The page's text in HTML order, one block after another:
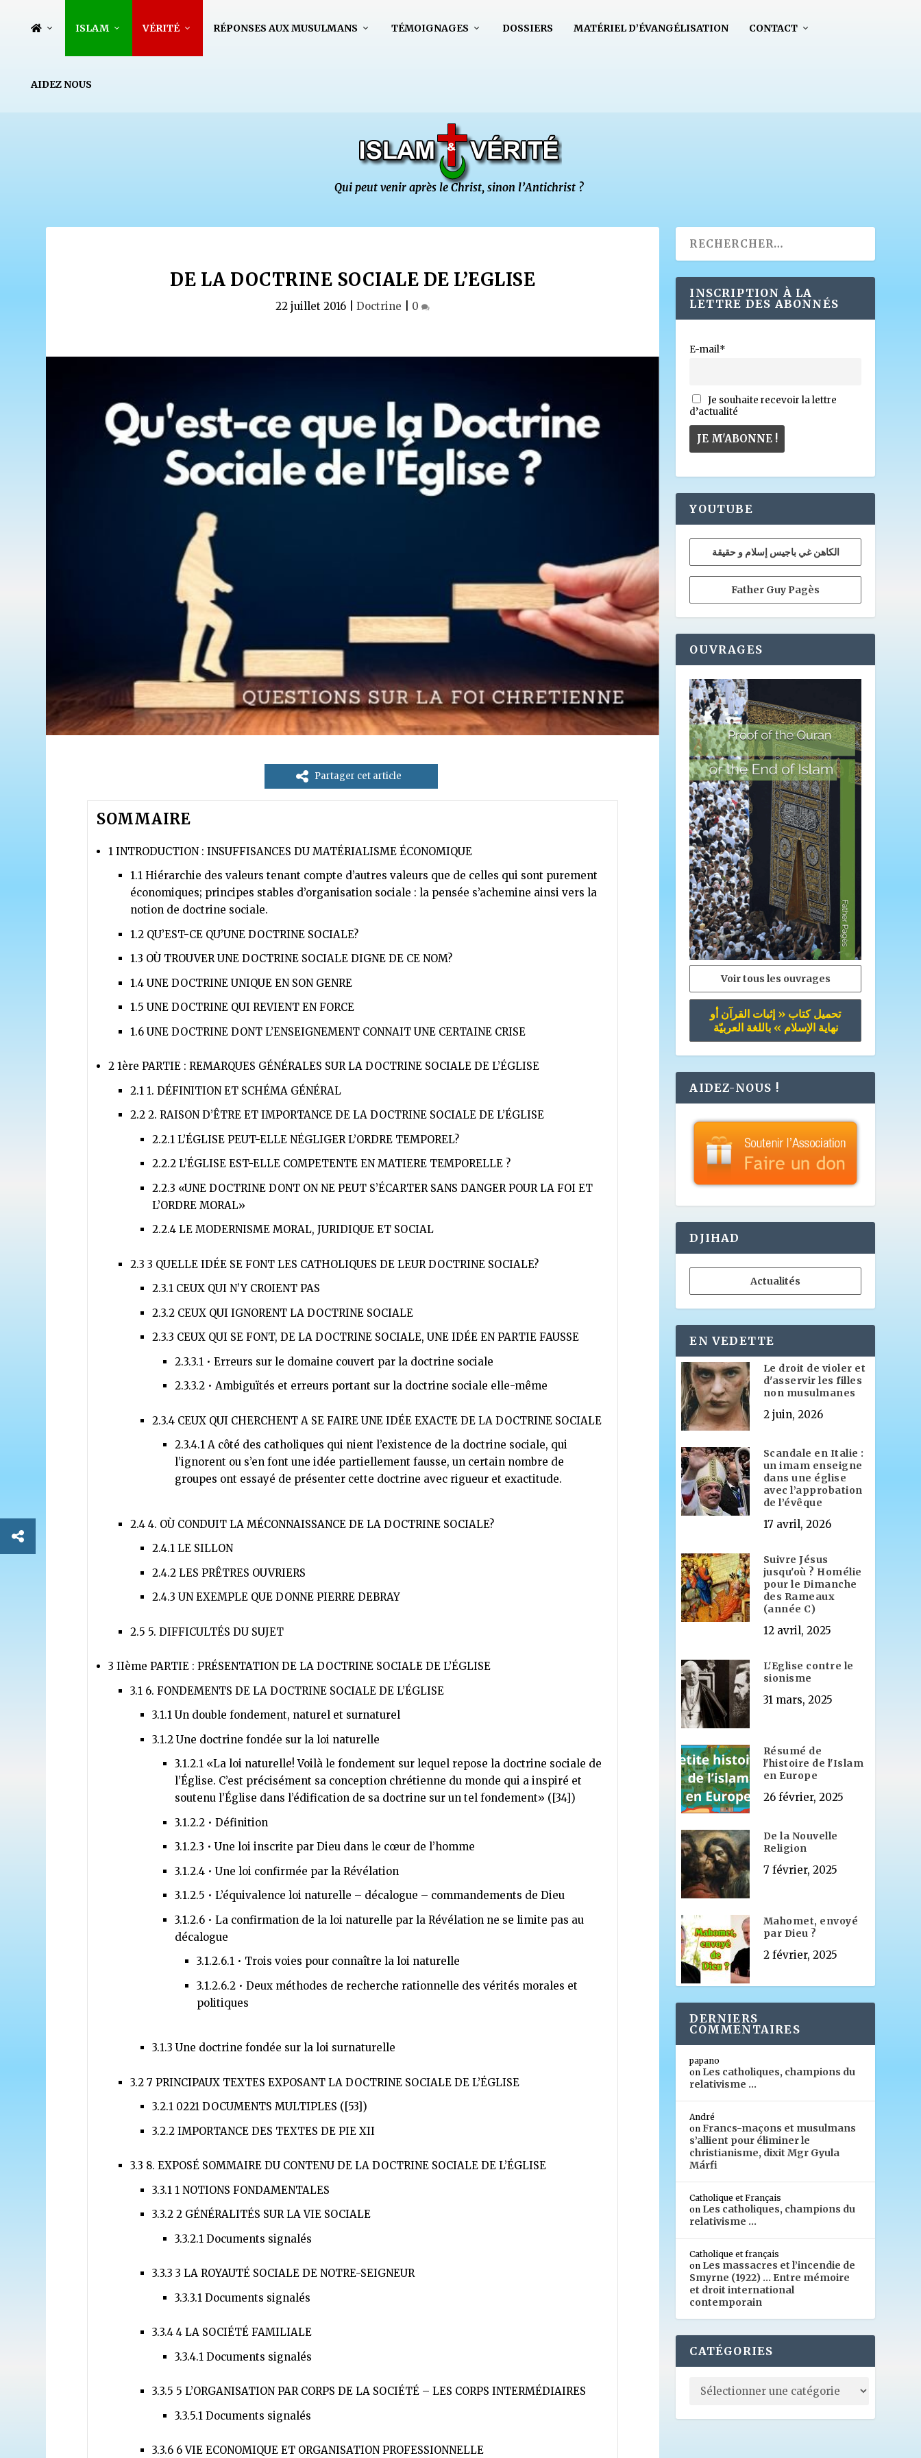
ISLAM VÉRITÉ RÉPONSES AUX MUSULMANS TÉMOIGNAGES DOSSIERS MATÉRIEL D’ÉVANGÉLISATION CONTACT
AIDEZ NOUS
DE LA DOCTRINE SOCIALE DE L’EGLISE
22 juillet 2016 |Doctrine 0
Partager cet article
SOMMAIRE
1 INTRODUCTION : INSUFFISANCES DU MATÉRIALISME ÉCONOMIQUE
1.1 Hiérarchie des valeurs tenant compte d’autres valeurs que de celles qui sont purement
économiques; principes stables d’organisation sociale : la pensée s’achemine ainsi vers la
notion de doctrine sociale.
1.2 QU’EST-CE QU’UNE DOCTRINE SOCIALE?
1.3 OÙ TROUVER UNE DOCTRINE SOCIALE DIGNE DE CE NOM?
1.4 UNE DOCTRINE UNIQUE EN SON GENRE
1.5 UNE DOCTRINE QUI REVIENT EN FORCE
1.6 UNE DOCTRINE DONT L’ENSEIGNEMENT CONNAIT UNE CERTAINE CRISE
2 1ère PARTIE : REMARQUES GÉNÉRALES SUR LA DOCTRINE SOCIALE DE L’ÉGLISE
2.1 1. DÉFINITION ET SCHÉMA GÉNÉRAL
2.2 2. RAISON D’ÊTRE ET IMPORTANCE DE LA DOCTRINE SOCIALE DE L’ÉGLISE
2.2.1 L’ÉGLISE PEUT-ELLE NÉGLIGER L’ORDRE TEMPOREL?
2.2.2 L’ÉGLISE EST-ELLE COMPETENTE EN MATIERE TEMPORELLE ?
2.2.3 «UNE DOCTRINE DONT ON NE PEUT S’ÉCARTER SANS DANGER POUR LA FOI ET
L’ORDRE MORAL»
2.2.4 LE MODERNISME MORAL, JURIDIQUE ET SOCIAL
2.3 3 QUELLE IDÉE SE FONT LES CATHOLIQUES DE LEUR DOCTRINE SOCIALE?
2.3.1 CEUX QUI N’Y CROIENT PAS
2.3.2 CEUX QUI IGNORENT LA DOCTRINE SOCIALE
2.3.3 CEUX QUI SE FONT, DE LA DOCTRINE SOCIALE, UNE IDÉE EN PARTIE FAUSSE
2.3.3.1 • Erreurs sur le domaine couvert par la doctrine sociale
2.3.3.2 • Ambiguïtés et erreurs portant sur la doctrine sociale elle-même
2.3.4 CEUX QUI CHERCHENT A SE FAIRE UNE IDÉE EXACTE DE LA DOCTRINE SOCIALE
2.3.4.1 A côté des catholiques qui nient l’existence de la doctrine sociale, qui
l’ignorent ou s’en font une idée partiellement fausse, un certain nombre de
groupes ont essayé de présenter cette doctrine avec rigueur et exactitude.
2.4 4. OÙ CONDUIT LA MÉCONNAISSANCE DE LA DOCTRINE SOCIALE?
2.4.1 LE SILLON
2.4.2 LES PRÊTRES OUVRIERS
2.4.3 UN EXEMPLE QUE DONNE PIERRE DEBRAY
2.5 5. DIFFICULTÉS DU SUJET
3 IIème PARTIE : PRÉSENTATION DE LA DOCTRINE SOCIALE DE L’ÉGLISE
3.1 6. FONDEMENTS DE LA DOCTRINE SOCIALE DE L’ÉGLISE
3.1.1 Un double fondement, naturel et surnaturel
3.1.2 Une doctrine fondée sur la loi naturelle
3.1.2.1 «La loi naturelle! Voilà le fondement sur lequel repose la doctrine sociale de
l’Église. C’est précisément sa conception chrétienne du monde qui a inspiré et
soutenu l’Église dans l’édification de sa doctrine sur un tel fondement» ( [34] )
3.1.2.2 • Définition
3.1.2.3 • Une loi inscrite par Dieu dans le cœur de l’homme
3.1.2.4 • Une loi confirmée par la Révélation
3.1.2.5 • L’équivalence loi naturelle – décalogue – commandements de Dieu
3.1.2.6 • La confirmation de la loi naturelle par la Révélation ne se limite pas au
décalogue
3.1.2.6.1 • Trois voies pour connaître la loi naturelle
3.1.2.6.2 • Deux méthodes de recherche rationnelle des vérités morales et
politiques
3.1.3 Une doctrine fondée sur la loi surnaturelle
3.2 7 PRINCIPAUX TEXTES EXPOSANT LA DOCTRINE SOCIALE DE L’ÉGLISE
3.2.1 0221 DOCUMENTS MULTIPLES ( [53] )
3.2.2 IMPORTANCE DES TEXTES DE PIE XII
3.3 8. EXPOSÉ SOMMAIRE DU CONTENU DE LA DOCTRINE SOCIALE DE L’ÉGLISE
3.3.1 1 NOTIONS FONDAMENTALES
3.3.2 2 GÉNÉRALITÉS SUR LA VIE SOCIALE
3.3.2.1 Documents signalés
3.3.3 3 LA ROYAUTÉ SOCIALE DE NOTRE-SEIGNEUR
3.3.3.1 Documents signalés
3.3.4 4 LA SOCIÉTÉ FAMILIALE
3.3.4.1 Documents signalés
3.3.5 5 L’ORGANISATION PAR CORPS DE LA SOCIÉTÉ – LES CORPS INTERMÉDIAIRES
3.3.5.1 Documents signalés
3.3.6 6 VIE ECONOMIQUE ET ORGANISATION PROFESSIONNELLE
INSCRIPTION À LA
LETTRE DES ABONNÉS
E-mail*
Je souhaite recevoir la lettre
d’actualité
YOUTUBE
الكاهن غي باجيس إسلام و حقيقة
Father Guy Pagès
OUVRAGES
Voir tous les ouvrages
تحميل كتاب « إثبات القرآن أو
نهاية الإسلام » باللغة العربيّة
AIDEZ-NOUS !
DJIHAD
Actualités
EN VEDETTE
Le droit de violer et
d'asservir les filles
non musulmanes
2 juin, 2026
Scandale en Italie :
un imam enseigne
dans une église
avec l’approbation
de l’évêque
17 avril, 2026
Suivre Jésus
jusqu'où ? Homélie
pour le Dimanche
des Rameaux
(année C)
12 avril, 2025
L'Eglise contre le
sionisme
31 mars, 2025
Résumé de
l'histoire de l'Islam
en Europe
26 février, 2025
De la Nouvelle
Religion
7 février, 2025
Mahomet, envoyé
par Dieu ?
2 février, 2025
DERNIERS
COMMENTAIRES
papano
on Les catholiques, champions du
relativisme …
André
onFrancs-maçons et musulmans
s’allient pour éliminer le
christianisme, dixit Mgr Gyula
Márfi
Catholique et Français
on Les catholiques, champions du
relativisme …
Catholique et français
on Les massacres et l’incendie de
Smyrne (1922) … Entre mémoire
et droit international
contemporain
CATÉGORIES